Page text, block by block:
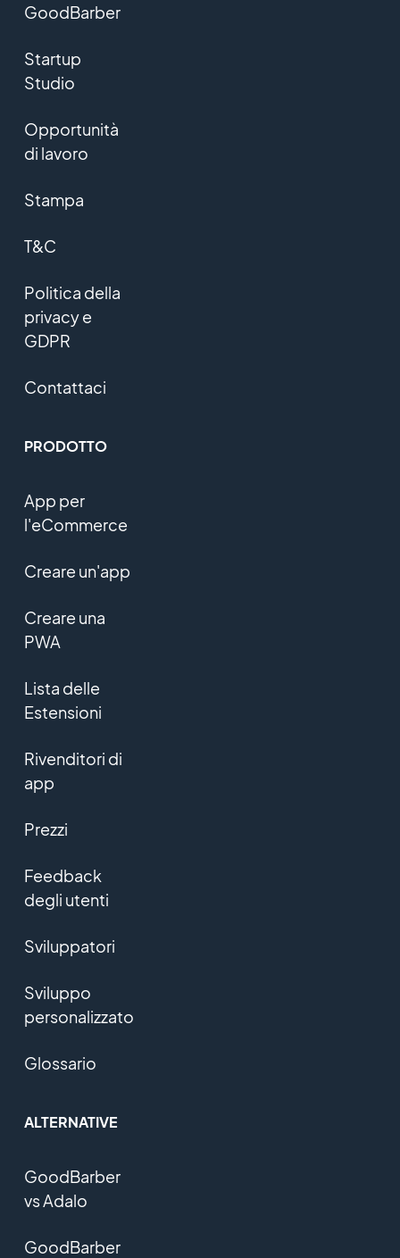
GoodBarber
Startup
Studio
Opportunità
di lavoro
Stampa
T&C
Politica della
privacy e
GDPR
Contattaci
PRODOTTO
App per
l'eCommerce
Creare un'app
Creare una
PWA
Lista delle
Estensioni
Rivenditori di
app
Prezzi
Feedback
degli utenti
Sviluppatori
Sviluppo
personalizzato
Glossario
ALTERNATIVE
GoodBarber
vs Adalo
GoodBarber